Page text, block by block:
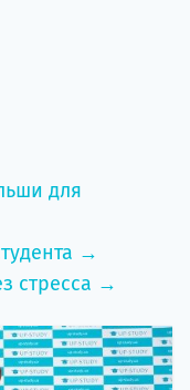
для
→
стресса →